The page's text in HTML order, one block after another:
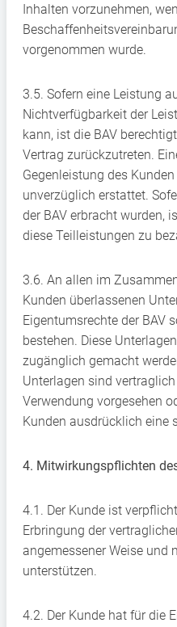
Inhalten vorzunehmen,
vorgenommen wurde.
3.5. Sofern eine Leistung
Nichtverfügbarkeit der
kann, ist die BAV
Vertrag zurückzutreten.
Gegenleistung des
unverzüglich erstattet.
der BAV erbracht wurden,
diese Teilleistungen zu
3.6. An allen im
Kunden überlassenen
Eigentumsrechte der BAV
bestehen. Diese
zugänglich gemacht
Unterlagen sind
Verwendung vorgesehen
Kunden ausdrücklich eine
4. Mitwirkungspflichten
4.1. Der Kunde ist
Erbringung der
angemessener Weise und
unterstützen.
4.2. Der Kunde hat für die